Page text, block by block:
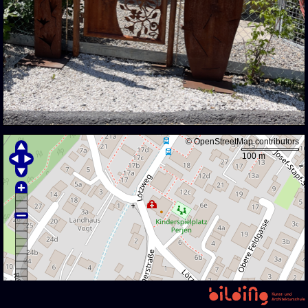
©OpenStreetMapcontributors
100 m